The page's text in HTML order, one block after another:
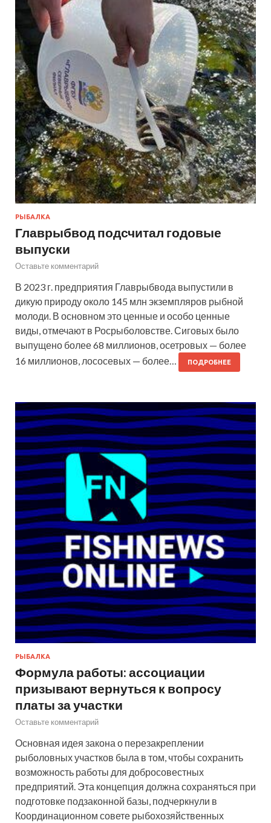
РЫБАЛКА
Главрыбвод подсчитал годовые
выпуски
Оставьте комментарий
В 2023 г. предприятия Главрыбвода выпустили в
дикую природу около 145 млн экземпляров рыбной
молоди. В основном это ценные и особо ценные
виды, отмечают в Росрыболовстве. Сиговых было
выпущено более 68 миллионов, осетровых — более
16 миллионов, лососевых — более…
ПОДРОБНЕЕ
РЫБАЛКА
Формула работы: ассоциации
призывают вернуться к вопросу
платы за участки
Оставьте комментарий
Основная идея закона о перезакреплении
рыболовных участков была в том, чтобы сохранить
возможность работы для добросовестных
предприятий. Эта концепция должна сохраняться при
подготовке подзаконной базы, подчеркнули в
Координационном совете рыбохозяйственных